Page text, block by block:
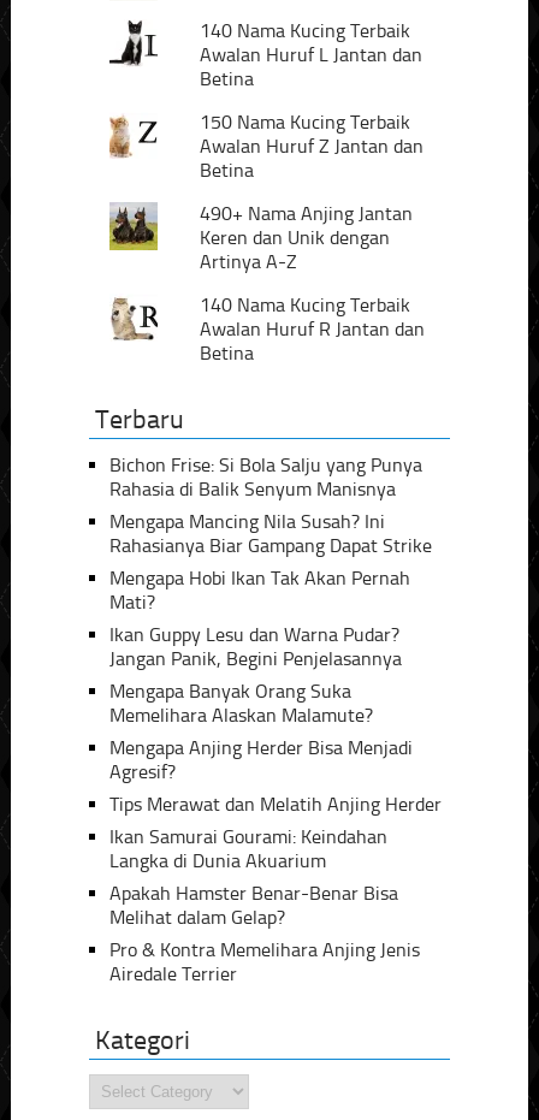
140 Nama Kucing Terbaik
Awalan Huruf L Jantan dan
Betina
150 Nama Kucing Terbaik
Awalan Huruf Z Jantan dan
Betina
490+ Nama Anjing Jantan
Keren dan Unik dengan
Artinya A-Z
140 Nama Kucing Terbaik
Awalan Huruf R Jantan dan
Betina
Terbaru
Bichon Frise: Si Bola Salju yang Punya
Rahasia di Balik Senyum Manisnya
Mengapa Mancing Nila Susah? Ini
Rahasianya Biar Gampang Dapat Strike
Mengapa Hobi Ikan Tak Akan Pernah
Mati?
Ikan Guppy Lesu dan Warna Pudar?
Jangan Panik, Begini Penjelasannya
Mengapa Banyak Orang Suka
Memelihara Alaskan Malamute?
Mengapa Anjing Herder Bisa Menjadi
Agresif?
Tips Merawat dan Melatih Anjing Herder
Ikan Samurai Gourami: Keindahan
Langka di Dunia Akuarium
Apakah Hamster Benar-Benar Bisa
Melihat dalam Gelap?
Pro & Kontra Memelihara Anjing Jenis
Airedale Terrier
Kategori
Kategori